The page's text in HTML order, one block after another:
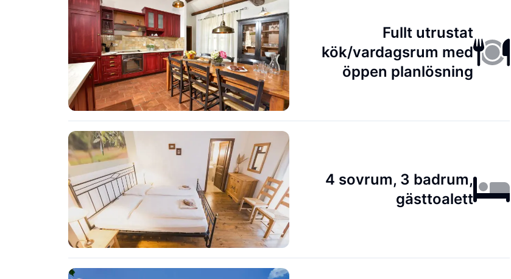
Fullt utrustat
kök/vardagsrum med
öppen planlösning
4 sovrum, 3 badrum,
gästtoalett